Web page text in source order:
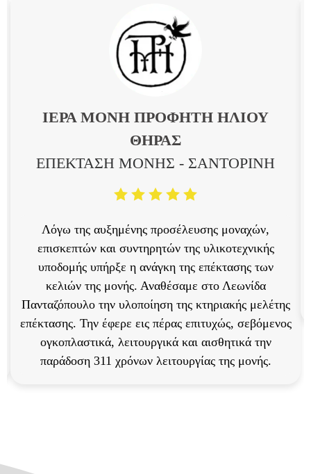
ΙΕΡΑ ΜΟΝΗ ΠΡΟΦΗΤΗ ΗΛΙΟΥ
ΘΗΡΑΣ
ΕΠΕΚΤΑΣΗ ΜΟΝΗΣ - ΣΑΝΤΟΡΙΝΗ
Λόγω της αυξημένης προσέλευσης μοναχών,
επισκεπτών και συντηρητών της υλικοτεχνικής
υποδομής υπήρξε η ανάγκη της επέκτασης των
κελιών της μονής. Αναθέσαμε στο Λεωνίδα
Πανταζόπουλο την υλοποίηση της κτηριακής μελέτης
επέκτασης. Την έφερε εις πέρας επιτυχώς, σεβόμενος
ογκοπλαστικά, λειτουργικά και αισθητικά την
παράδοση 311 χρόνων λειτουργίας της μονής.